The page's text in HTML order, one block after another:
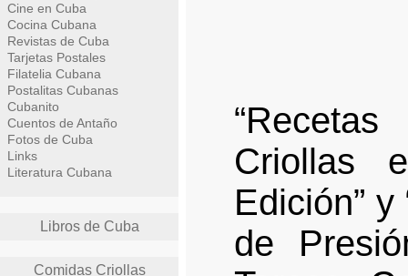
Cine en Cuba
Cocina Cubana
Revistas de Cuba
Tarjetas Postales
Filatelia Cubana
Postalitas Cubanas
Cubanito
Cuentos de Antaño
Fotos de Cuba
Links
Literatura Cubana
Libros de Cuba
Comidas Criollas
Criollas
Edición”
de